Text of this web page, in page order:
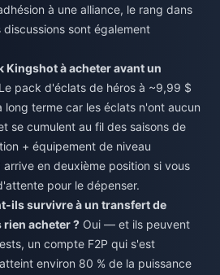
à une alliance, le rang dans
sont également
Kingshot à acheter avant un
Le pack d'éclats de héros à ~9,99 $
long terme car les éclats n'ont aucun
se cumulent au fil des saisons de
+ équipement de niveau
en deuxième position si vous
pour le dépenser.
ils survivre à un transfert de
acheter ? Oui — et ils peuvent
un compte F2P qui s'est
environ 80 % de la puissance